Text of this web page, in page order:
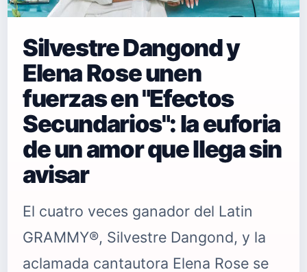
Silvestre Dangond y
Elena Rose unen
fuerzas en "Efectos
Secundarios": la euforia
de un amor que llega sin
avisar
El cuatro veces ganador del Latin
GRAMMY®, Silvestre Dangond, y la
aclamada cantautora Elena Rose se